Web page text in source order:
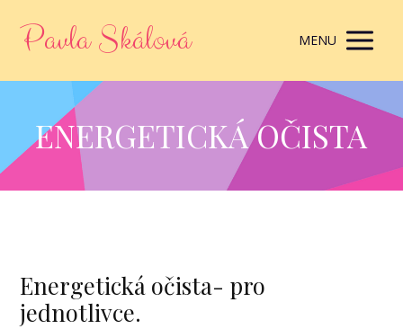
Pavla Skálová MENU
ENERGETICKÁ OČISTA
Energetická očista- pro
jednotlivce.